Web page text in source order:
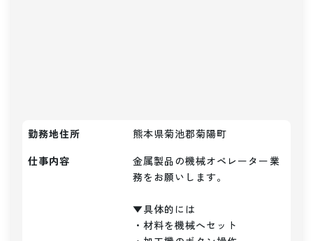
勤務地住所
熊本県菊池郡菊陽町
仕事内容
金属製品の機械オペレーター業
務をお願いします。
▼具体的には
・材料を機械へセット